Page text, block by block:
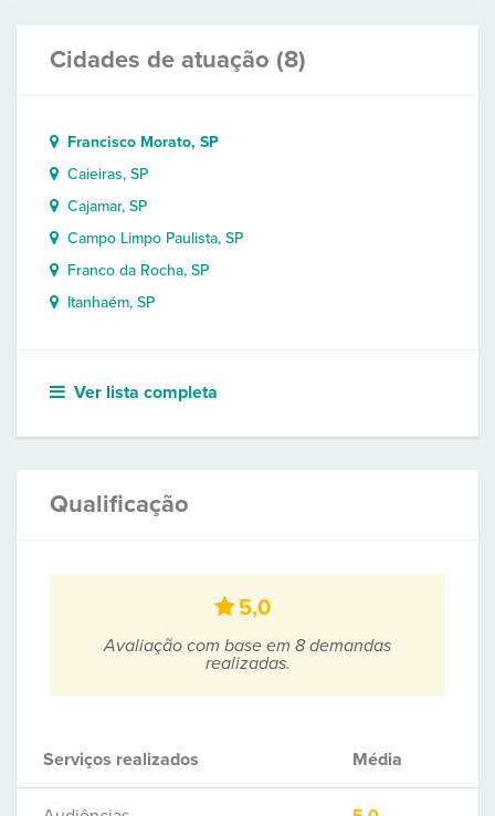
Cidades de atuação (8)
Francisco Morato, SP
Caieiras, SP
Cajamar, SP
Campo Limpo Paulista, SP
Franco da Rocha, SP
Itanhaém, SP
Ver lista completa
Qualificação
5,0
Avaliação com base em 8 demandas
realizadas.
Serviços realizados Média